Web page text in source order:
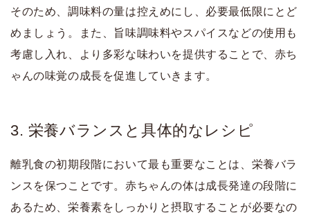
そのため、調味料の量は控えめにし、必要最低限にとど
めましょう。また、旨味調味料やスパイスなどの使用も
考慮し入れ、より多彩な味わいを提供することで、赤ち
ゃんの味覚の成長を促進していきます。
3. 栄養バランスと具体的なレシピ
離乳食の初期段階において最も重要なことは、栄養バラ
ンスを保つことです。赤ちゃんの体は成長発達の段階に
あるため、栄養素をしっかりと摂取することが必要なの